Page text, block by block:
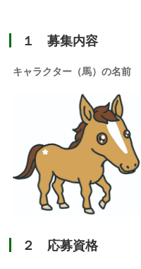
１ 募集内容
キャラクター（馬）の名前
２ 応募資格